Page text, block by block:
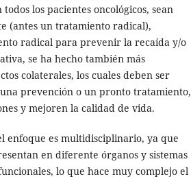
los pacientes oncológicos, sean
(antes un tratamiento radical),
radical para prevenir la recaída y/o
se ha hecho también más
colaterales, los cuales deben ser
prevención o un pronto tratamiento,
y mejoren la calidad de vida.
enfoque es multidisciplinario, ya que
en diferente órganos y sistemas
lo que hace muy complejo el